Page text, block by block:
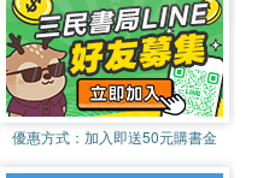
優惠方式： 加入即送50元購書金